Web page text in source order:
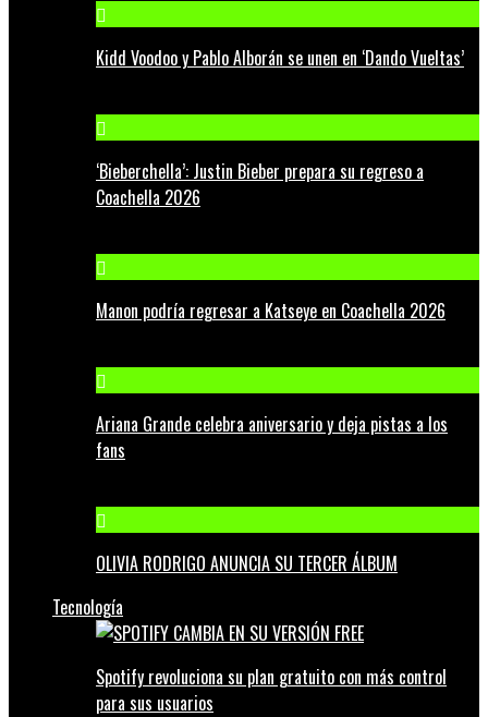
Kidd Voodoo y Pablo Alborán se unen en ‘Dando Vueltas’
‘Bieberchella’: Justin Bieber prepara su regreso a
Coachella 2026
Manon podría regresar a Katseye en Coachella 2026
Ariana Grande celebra aniversario y deja pistas a los
fans
OLIVIA RODRIGO ANUNCIA SU TERCER ÁLBUM
Tecnología
Spotify revoluciona su plan gratuito con más control
para sus usuarios